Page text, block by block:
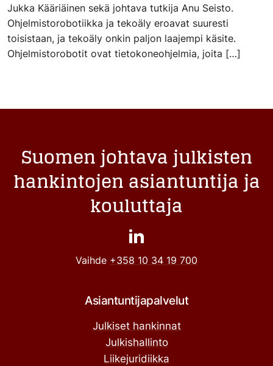
Jukka Kääriäinen sekä johtava tutkija Anu Seisto.
Ohjelmistorobotiikka ja tekoäly eroavat suuresti
toisistaan, ja tekoäly onkin paljon laajempi käsite.
Ohjelmistorobotit ovat tietokoneohjelmia, joita […]
Suomen johtava julkisten
hankintojen asiantuntija ja
kouluttaja
Vaihde +358 10 34 19 700
Asiantuntijapalvelut
Julkiset hankinnat
Julkishallinto
Liikejuridiikka